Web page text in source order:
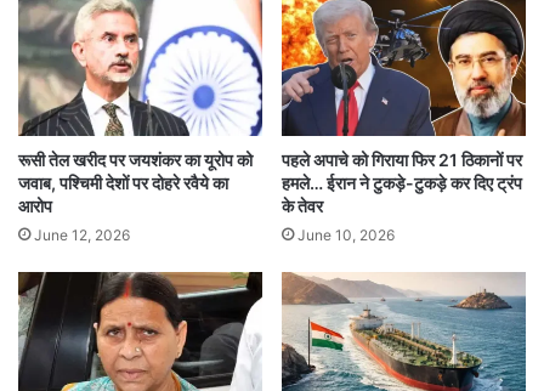
डर बना रहना चाहिए और जनता का न्याय पर भरोसा भी
मजबूत होना चाहिए।
Maharashtra CM Fadnavis reviews law & order
महाराष्ट्र
रूसी तेल खरीद पर जयशंकर का यूरोप को
जवाब, पश्चिमी देशों पर दोहरे रवैये का
आरोप
June 12, 2026
पहले अपाचे को गिराया फिर 21 ठिकानों पर
हमले… ईरान ने टुकड़े-टुकड़े कर दिए ट्रंप
के तेवर
June 10, 2026